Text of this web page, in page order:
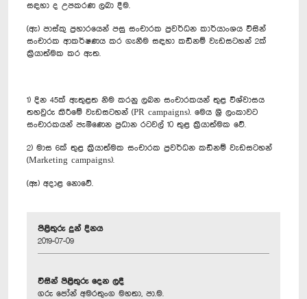
සඳහා ද උපකරණ ලබා දීම.
(ඇ) පාස්කු ප්‍රහාරයෙන් පසු සංචාරක ප්‍රවර්ධන කාර්යාංශය විසින්
සංචාරක ආකර්ෂණය කර ගැනීම සඳහා කඩිනම් වැඩසටහන් 2ක්
ක්‍රියාත්මක කර ඇත.
1) දින 45ක් ඇතුළත නිම කරනු ලබන සංචාරකයන් තුළ විශ්වාසය
තහවුරු කිරීමේ වැඩසටහන් (PR campaigns). මෙය ශ්‍රී ලංකා‍වට
සංචාරකයන් පැමිණෙන ප්‍රධාන රටවල් 10 තුළ ක්‍රියාත්මක වේ.
2) මාස 6ක් තුළ ක්‍රියාත්මක සංචාරක ප්‍රවර්ධන කඩිනම් වැඩසටහන්
(Marketing campaigns).
(ඈ) අදාළ නොවේ.
පිළිතුරු දුන් දිනය
2019-07-09
විසින් පිළිතුරු දෙන ලදී
ගරු ජෝන් අමරතුංග මහතා, පා.ම.